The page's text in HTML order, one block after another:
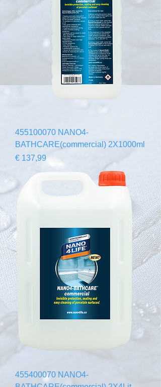
455100070 NANO4-
BATHCARE(commercial) 2X1000ml
Preço
€ 137,99
455400070 NANO4-